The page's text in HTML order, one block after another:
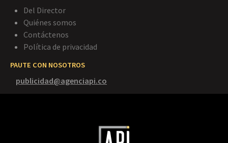
Del Director
Quiénes somos
Contáctenos
Política de privacidad
PAUTE CON NOSOTROS
publicidad@agenciapi.co